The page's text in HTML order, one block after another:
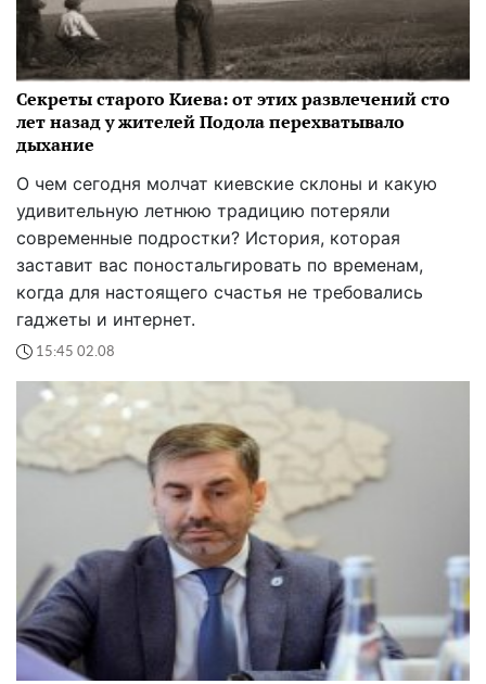
Секреты старого Киева: от этих развлечений сто
лет назад у жителей Подола перехватывало
дыхание
О чем сегодня молчат киевские склоны и какую
удивительную летнюю традицию потеряли
современные подростки? История, которая
заставит вас поностальгировать по временам,
когда для настоящего счастья не требовались
гаджеты и интернет.
15:45 02.08